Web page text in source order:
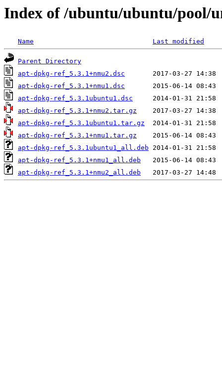
Index of /ubuntu/ubuntu/pool/
Name Last modified
Parent Directory
apt-dpkg-ref_5.3.1+nmu2.dsc
apt-dpkg-ref_5.3.1+nmu1.dsc
apt-dpkg-ref_5.3.1ubuntu1.dsc
apt-dpkg-ref_5.3.1+nmu2.tar.gz
apt-dpkg-ref_5.3.1ubuntu1.tar.gz
apt-dpkg-ref_5.3.1+nmu1.tar.gz
apt-dpkg-ref_5.3.1ubuntu1_all.deb
apt-dpkg-ref_5.3.1+nmu1_all.deb
apt-dpkg-ref_5.3.1+nmu2_all.deb